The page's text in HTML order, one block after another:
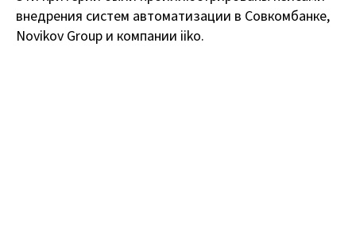
внедрения систем автоматизации в Cовкомбанке,
Novikov Group и компании iiko.